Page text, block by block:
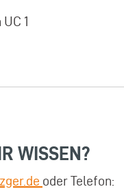
WISSEN?
oder Telefon: